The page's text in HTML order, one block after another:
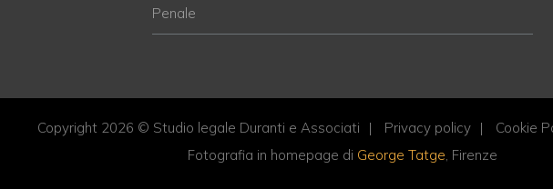
Penale
Copyright 2026 © Studio legale Duranti e Associati Privacy policy Cookie
Fotografia in homepage di George Tatge, Firenze